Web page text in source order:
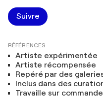
Suivre
RÉFÉRENCES
Artiste expérimentée
Artiste récompensée
Repéré par des
Inclus dans des
Travaille sur commande